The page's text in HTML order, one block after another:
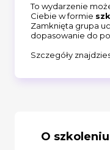
To wydarzenie
Ciebie w formie
Zamknięta grupa
dopasowanie do
Szczegóły
O